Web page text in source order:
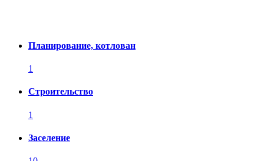
Планирование, котлован
1
Строительство
1
Заселение